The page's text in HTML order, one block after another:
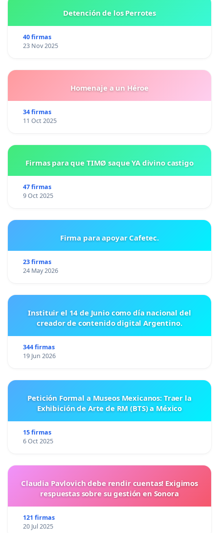
Detención de los Perrotes
40 firmas
23 Nov 2025
Homenaje a un Héroe
34 firmas
11 Oct 2025
Firmas para que TIMØ saque YA divino castigo
47 firmas
9 Oct 2025
Firma para apoyar Cafetec.
23 firmas
24 May 2026
Instituir el 14 de Junio como día nacional del
creador de contenido digital Argentino.
344 firmas
19 Jun 2026
Petición Formal a Museos Mexicanos: Traer la
Exhibición de Arte de RM (BTS) a México
15 firmas
6 Oct 2025
Claudia Pavlovich debe rendir cuentas! Exigimos
respuestas sobre su gestión en Sonora
121 firmas
20 Jul 2025